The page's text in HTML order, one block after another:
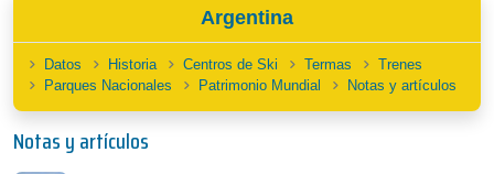
Argentina
Datos Historia Centros de Ski Termas
Trenes
Parques Nacionales
Patrimonio Mundial Notas y artículos
Notas y artículos